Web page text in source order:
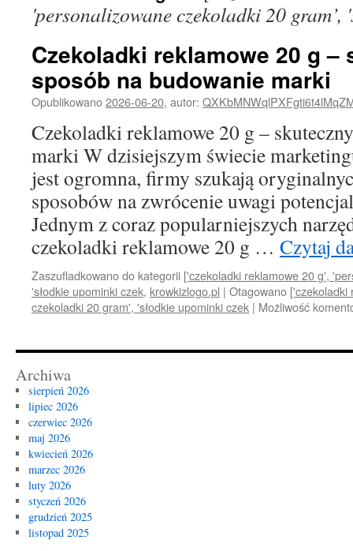
'personalizowane czekoladki 20 gram’,
Czekoladki reklamowe 20 g –
sposób na budowanie marki
Opublikowano2026-06-20, autor:
Czekoladki reklamowe 20 g –
marki W dzisiejszym świecie
jest ogromna, firmy szukają
sposobów na zwrócenie uwagi
Jednym z coraz popularniejszych
czekoladki reklamowe 20 g … Czytaj
Zaszufladkowano do kategorii ['czekoladki reklamowe 20 g',
'słodkie upominki czek, krowkizlogo.pl | Otagowano ['czekoladki
czekoladki 20 gram', 'słodkie upominki czek | Możliwość
Archiwa
sierpień 2026
lipiec 2026
czerwiec 2026
maj 2026
kwiecień 2026
marzec 2026
luty 2026
styczeń 2026
grudzień 2025
listopad 2025